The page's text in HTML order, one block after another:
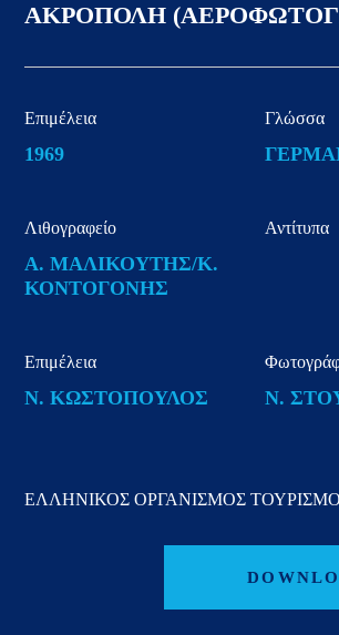
ΑΚΡΟΠΟΛΗ
Επιμέλεια
1969
Γλώσσα
Λιθογραφείο
Α. ΜΑΛΙΚΟΥΤΗΣ/Κ.
ΚΟΝΤΟΓΟΝΗΣ
Αντίτυπα
Επιμέλεια
Ν. ΚΩΣΤΟΠΟΥΛΟΣ Ν.
ΕΛΛΗΝΙΚΟΣ ΟΡΓΑΝΙΣΜΟΣ